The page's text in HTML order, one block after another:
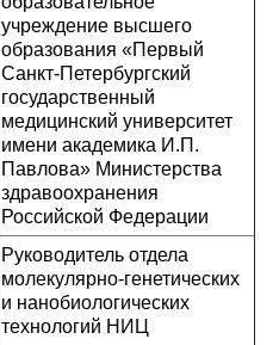
учреждение высшего
образования «Первый
Санкт-Петербургский
государственный
медицинский университет
имени академика И.П.
Павлова» Министерства
здравоохранения
Российской Федерации
Руководитель отдела
молекулярно-генетических
и нанобиологических
технологий НИЦ